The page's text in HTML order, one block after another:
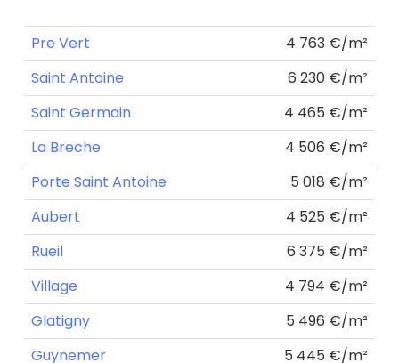
Pre Vert
4 763 €/m²
Saint Antoine
6 230 €/m²
Saint Germain
4 465 €/m²
La Breche
4 506 €/m²
Porte Saint Antoine
5 018 €/m²
Aubert
4 525 €/m²
Rueil
6 375 €/m²
Village
4 794 €/m²
Glatigny
5 496 €/m²
Guynemer
5 445 €/m²